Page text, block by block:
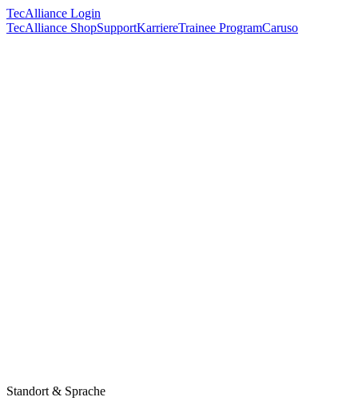
TecAlliance Login
TecAlliance ShopSupportKarriereTrainee ProgramCaruso
Standort & Sprache